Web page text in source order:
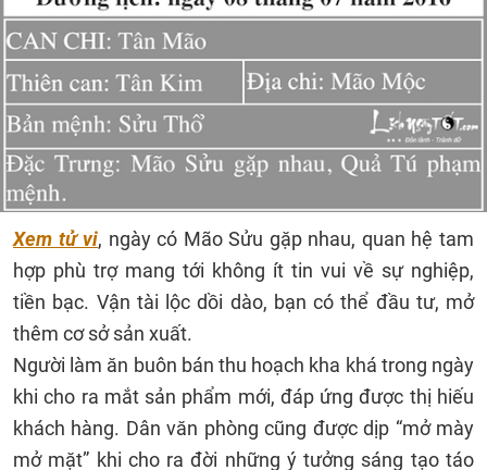
Xem tử vi, ngày có Mão Sửu gặp nhau, quan hệ tam
hợp phù trợ mang tới không ít tin vui về sự nghiệp,
tiền bạc. Vận tài lộc dồi dào, bạn có thể đầu tư, mở
thêm cơ sở sản xuất.
Người làm ăn buôn bán thu hoạch kha khá trong ngày
khi cho ra mắt sản phẩm mới, đáp ứng được thị hiếu
khách hàng. Dân văn phòng cũng được dịp “mở mày
mở mặt” khi cho ra đời những ý tưởng sáng tạo táo